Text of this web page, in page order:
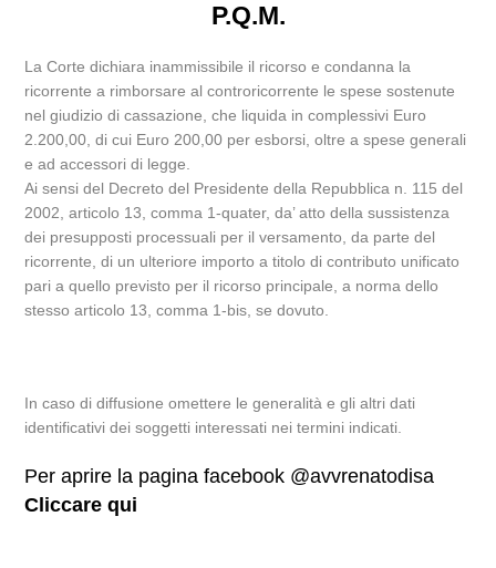
P.Q.M.
La Corte dichiara inammissibile il ricorso e condanna la
ricorrente a rimborsare al controricorrente le spese sostenute
nel giudizio di cassazione, che liquida in complessivi Euro
2.200,00, di cui Euro 200,00 per esborsi, oltre a spese generali
e ad accessori di legge.
Ai sensi del Decreto del Presidente della Repubblica n. 115 del
2002, articolo 13, comma 1-quater, da’ atto della sussistenza
dei presupposti processuali per il versamento, da parte del
ricorrente, di un ulteriore importo a titolo di contributo unificato
pari a quello previsto per il ricorso principale, a norma dello
stesso articolo 13, comma 1-bis, se dovuto.
In caso di diffusione omettere le generalità e gli altri dati
identificativi dei soggetti interessati nei termini indicati.
Per aprire la pagina facebook @avvrenatodisa
Cliccare qui